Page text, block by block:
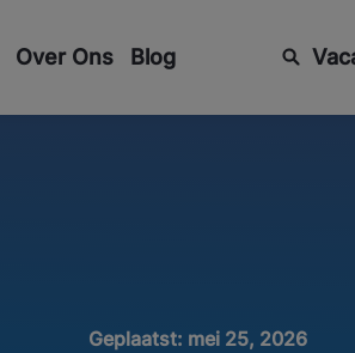
Over Ons Blog
Geplaatst: mei 25, 2026